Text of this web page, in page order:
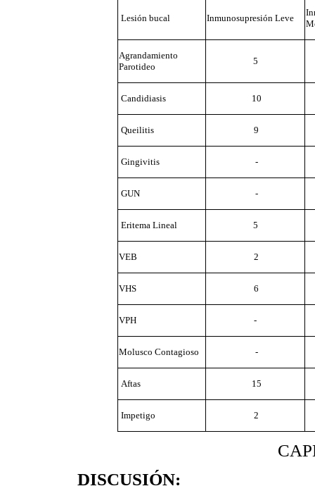
Lesión bucal Inmunosupresión Leve
Agrandamiento
Parotideo
5
Candidiasis 10
Queilitis 9
Gingivitis -
GUN -
Eritema Lineal 5
VEB 2
VHS 6
VPH -
Molusco Contagioso -
Aftas 15
Impetigo 2
DISCUSIÓN: